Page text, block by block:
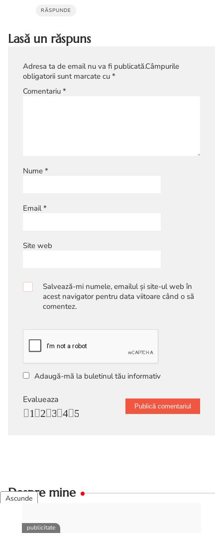
RĂSPUNDE
Lasă un răspuns
Adresa ta de email nu va fi publicată.Câmpurile
obligatorii sunt marcate cu *
Comentariu *
Nume *
Email*
Site web
Salvează-mi numele, emailul și site-ul web în
acest navigator pentru data viitoare când o să
comentez.
Adaugă-mă la buletinul tău informativ
Evalueaza
5
4
3
2
1
Despre mine